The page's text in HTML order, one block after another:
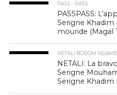
PASS - PASS
PASSPASS:
Serigne Khadim
mouride (Magal
NETALI BOROM NDAME
NETALI: La
Serigne
Serigne Khadim